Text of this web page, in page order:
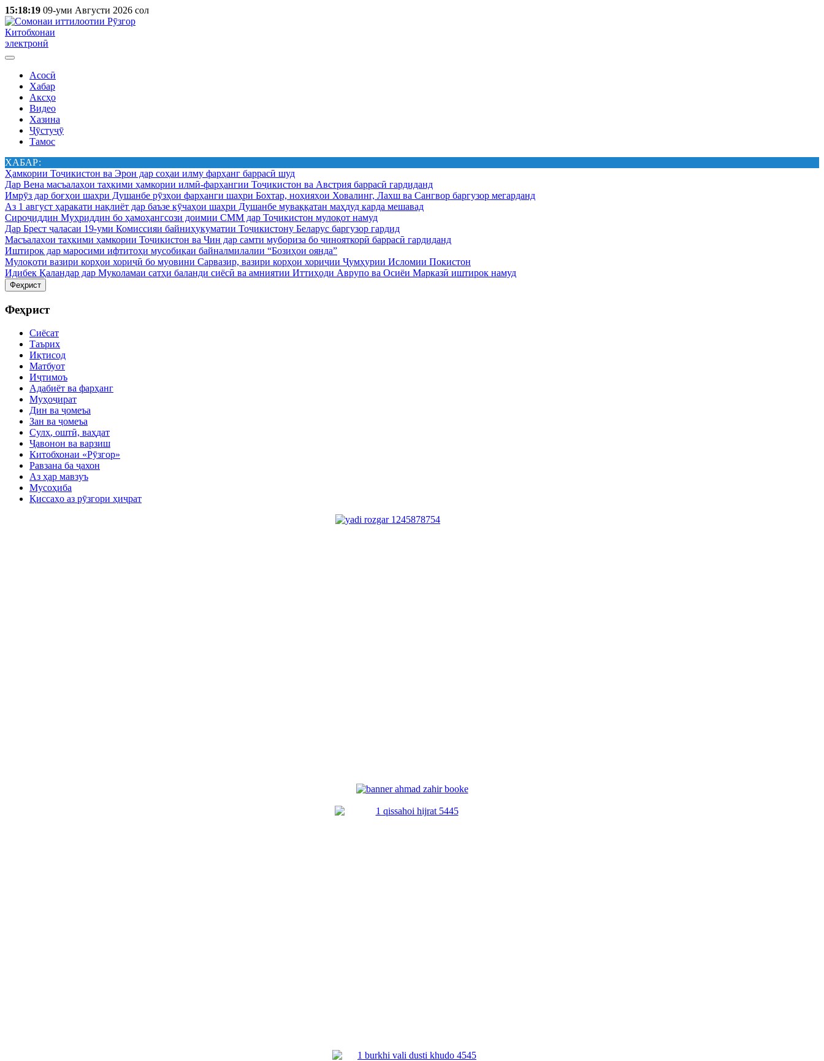
15:18:19 09-уми Августи 2026 сол
Китобхонаи
электронӣ
Асосӣ
Хабар
Аксҳо
Видео
Хазина
Ҷӯстуҷӯ
Тамос
ХАБАР:
Ҳамкории Тоҷикистон ва Эрон дар соҳаи илму фарҳанг баррасӣ шуд
Дар Вена масъалаҳои таҳкими ҳамкории илмӣ-фарҳангии Тоҷикистон ва Австрия баррасӣ гардиданд
Имрӯз дар боғҳои шаҳри Душанбе рӯзҳои фарҳанги шаҳри Бохтар, ноҳияҳои Ховалинг, Лахш ва Сангвор баргузор мегарданд
Аз 1 август ҳаракати нақлиёт дар баъзе кӯчаҳои шаҳри Душанбе муваққатан маҳдуд карда мешавад
Сироҷиддин Муҳриддин бо ҳамоҳангсози доимии СММ дар Тоҷикистон мулоқот намуд
Дар Брест ҷаласаи 19-уми Комиссияи байниҳукуматии Тоҷикистону Беларус баргузор гардид
Масъалаҳои таҳкими ҳамкории Тоҷикистон ва Чин дар самти мубориза бо ҷинояткорӣ баррасӣ гардиданд
Иштирок дар маросими ифтитоҳи мусобиқаи байналмилалии “Бозиҳои оянда”
Мулоқоти вазири корҳои хориҷӣ бо муовини Сарвазир, вазири корҳои хориҷии Ҷумҳурии Исломии Покистон
Идибек Қаландар дар Муколамаи сатҳи баланди сиёсӣ ва амниятии Иттиҳоди Аврупо ва Осиёи Марказӣ иштирок намуд
Феҳрист
Феҳрист
Сиёсат
Таърих
Иқтисод
Матбуот
Иҷтимоъ
Адабиёт ва фарҳанг
Муҳоҷират
Дин ва ҷомеъа
Зан ва ҷомеъа
Сулҳ, оштӣ, ваҳдат
Ҷавонон ва варзиш
Китобхонаи «Рӯзгор»
Равзана ба ҷахон
Аз ҳар мавзуъ
Мусоҳиба
Қиссаҳо аз рӯзгори ҳиҷрат